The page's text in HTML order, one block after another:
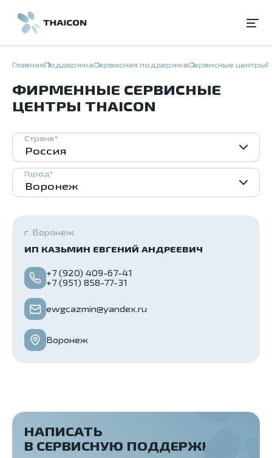
ГлавнаяПоддержкаСервисная поддержкаСервисные центры
ФИРМЕННЫЕ СЕРВИСНЫЕ
ЦЕНТРЫ THAICON
Страна*
Город*
г. Воронеж
ИП КАЗЬМИН ЕВГЕНИЙ АНДРЕЕВИЧ
+7 (920) 409-67-41
+7 (951) 858-77-31
ewgcazmin@yandex.ru
Воронеж
НАПИСАТЬ
В СЕРВИСНУЮ ПОДДЕРЖКУ